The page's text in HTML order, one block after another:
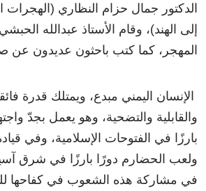
الدكتور جمال حزام النظاري (الهجرات
إلى الهند)، وقام الأستاذ عبدالله
المهجر، كما كتب باحثون عديدون عن
الإنسان اليمني مبدع، ويمتلك قدرة
والقابلية والتضحية، وهو يعمل بجدّ
بارزًا في الفتوحات الإسلامية، وفي
ولعب الحضارم دورًا بارزًا في شرق
في مشاركة هذه الشعوب في كفاحها